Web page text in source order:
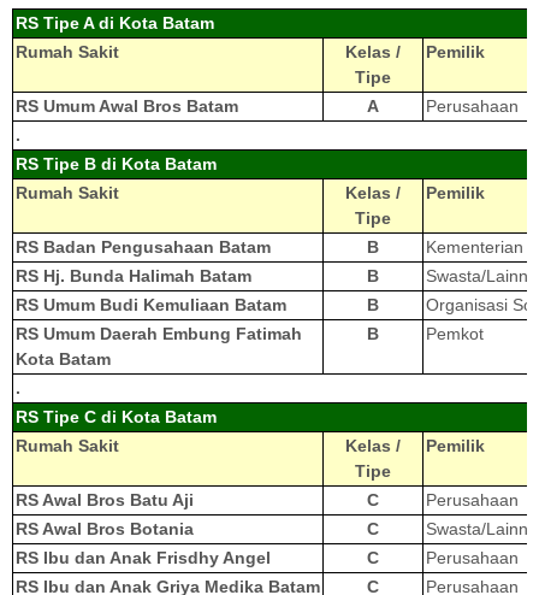
RS Tipe A di Kota Batam
Rumah Sakit
Kelas /
Tipe
Pemilik
RS Umum Awal Bros Batam A
Perusahaan
.
RS Tipe B di Kota Batam
Rumah Sakit
Kelas /
Tipe
Pemilik
RS Badan Pengusahaan Batam B
Kementerian
RS Hj. Bunda Halimah Batam
B
Swasta/
RS Umum Budi Kemuliaan Batam
B
Organisasi
RS Umum Daerah Embung Fatimah
Kota Batam
B Pemkot
.
RS Tipe C di Kota Batam
Rumah Sakit
Kelas /
Tipe
Pemilik
RS Awal Bros Batu Aji C
Perusahaan
RS Awal Bros Botania
C
Swasta/
RS Ibu dan Anak Frisdhy Angel
C
Perusahaan
RS Ibu dan Anak Griya Medika Batam
C Perusahaan